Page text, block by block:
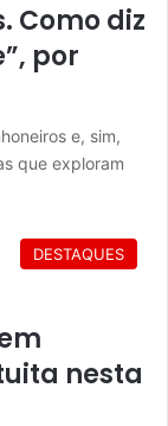
Como diz
por
e, sim,
que exploram
DESTAQUES
nesta